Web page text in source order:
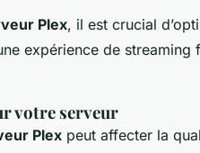
Plex, il est crucial
expérience de streaming
votre serveur
Plex peut affecter la